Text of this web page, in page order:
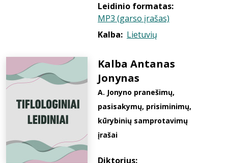
Leidinio formatas:
MP3 (garso įrašas)
Kalba: Lietuvių
Kalba Antanas
Jonynas
A. Jonyno pranešimų,
pasisakymų, prisiminimų,
kūrybinių samprotavimų
įrašai
Diktorius: